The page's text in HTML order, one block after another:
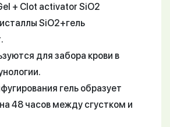
+ Clot activator SiO2
SiO2+гель
для забора крови в
гель образует
48 часов между сгустком и